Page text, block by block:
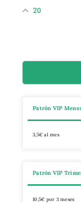
20
Patrón VIP
3,5€ al mes
Patrón VIP
10,5€ por 3 meses